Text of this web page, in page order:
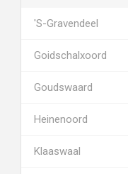
's-Gravendeel
Goidschalxoord
Goudswaard
Heinenoord
Klaaswaal